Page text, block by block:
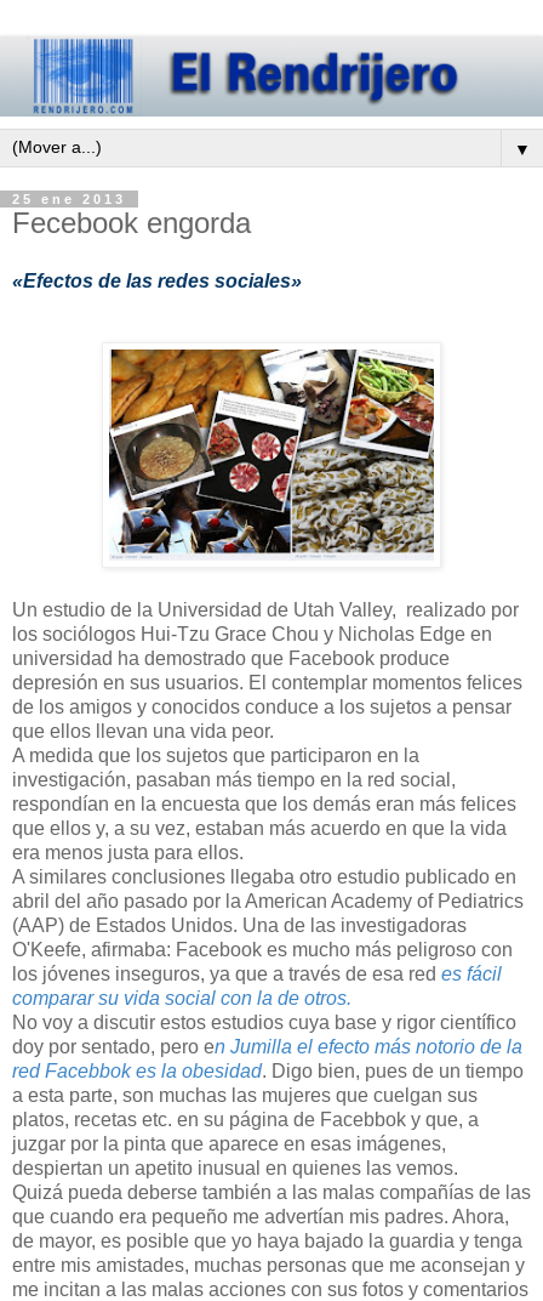
▼
25 ene 2013
Fecebook engorda
«Efectos de las redes sociales»
Un estudio de la Universidad de Utah Valley, realizado por
los sociólogos Hui-Tzu Grace Chou y Nicholas Edge en
universidad ha demostrado que Facebook produce
depresión en sus usuarios. El contemplar momentos felices
de los amigos y conocidos conduce a los sujetos a pensar
que ellos llevan una vida peor.
A medida que los sujetos que participaron en la
investigación, pasaban más tiempo en la red social,
respondían en la encuesta que los demás eran más felices
que ellos y, a su vez, estaban más acuerdo en que la vida
era menos justa para ellos.
A similares conclusiones llegaba otro estudio publicado en
abril del año pasado por la American Academy of Pediatrics
(AAP) de Estados Unidos. Una de las investigadoras
O'Keefe, afirmaba: Facebook es mucho más peligroso con
los jóvenes inseguros, ya que a través de esa red es fácil
comparar su vida social con la de otros.
No voy a discutir estos estudios cuya base y rigor científico
doy por sentado, pero en Jumilla el efecto más notorio de la
red Facebbok es la obesidad. Digo bien, pues de un tiempo
a esta parte, son muchas las mujeres que cuelgan sus
platos, recetas etc. en su página de Facebbok y que, a
juzgar por la pinta que aparece en esas imágenes,
despiertan un apetito inusual en quienes las vemos.
Quizá pueda deberse también a las malas compañías de las
que cuando era pequeño me advertían mis padres. Ahora,
de mayor, es posible que yo haya bajado la guardia y tenga
entre mis amistades, muchas personas que me aconsejan y
me incitan a las malas acciones con sus fotos y comentarios